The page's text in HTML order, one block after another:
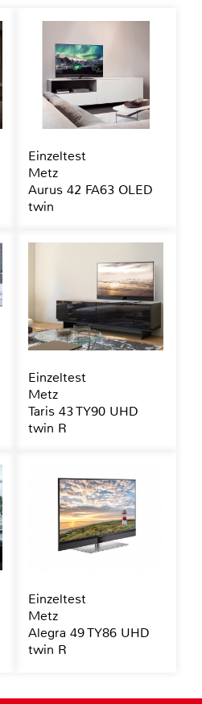
Einzeltest
Metz
Aurus 42 FA63 OLED
twin
Einzeltest
Metz
Taris 43 TY90 UHD
twin R
Einzeltest
Metz
Alegra 49 TY86 UHD
twin R